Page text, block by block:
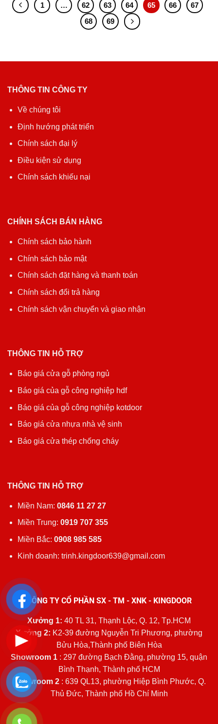
1 … 62 63 64 65 66
67
68
69
THÔNG TIN CÔNG TY
Về chúng tôi
Định hướng phát triển
Chính sách đại lý
Điều kiện sử dụng
Chính sách khiếu nại
CHÍNH SÁCH BÁN HÀNG
Chính sách bảo hành
Chính sách bảo mật
Chính sách đặt hàng và thanh toán
Chính sách đổi trả hàng
Chính sách vận chuyển và giao nhận
THÔNG TIN HỖ TRỢ
Báo giá cửa gỗ phòng ngủ
Báo giá của gỗ công nghiệp hdf
Báo giá của gỗ công nghiệp kotdoor
Báo giá cửa nhựa nhà vệ sinh
Báo giá cửa thép chống cháy
THÔNG TIN HỖ TRỢ
Miền Nam: 0846 11 27 27
Miền Trung: 0919 707 355
Miền Bắc: 0908 985 585
Kinh doanh: trinh.kingdoor639@gmail.com
CÔNG TY CỔ PHẦN SX - TM - XNK - KINGDOOR
Xưởng 1: 40 TL 31, Thạnh Lộc, Q. 12, Tp.HCM
Xưởng 2: K2-39 đường Nguyễn Tri Phương, phường
Bửu Hòa,Thành phố Biên Hòa
Showroom 1 : 297 đường Bạch Đằng, phường 15, quận
Bình Thạnh, Thành phố HCM
Showroom 2: 639 QL13, phường Hiệp Bình Phước, Q.
Thủ Đức, Thành phố Hồ Chí Minh